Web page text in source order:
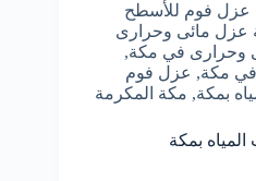
فوم للأسطح
عزل مائى وحرارى
وحرارى في مكة,
مكة, عزل فوم
بمكة, مكة المكرمة
بمكة